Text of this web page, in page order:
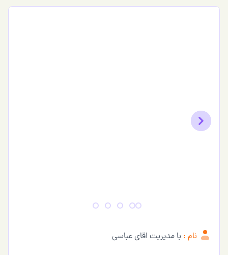
Previous
Next
نام : با مدیریت اقای عباسی